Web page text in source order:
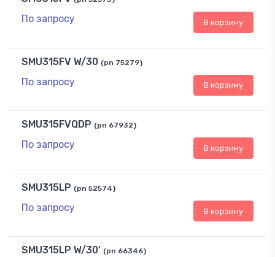
По запросу В корзину
SMU315FV W/30 (pn 75279)
По запросу В корзину
SMU315FVQDP (pn 67932)
По запросу В корзину
SMU315LP (pn 52574)
По запросу В корзину
SMU315LP W/30' (pn 66346)